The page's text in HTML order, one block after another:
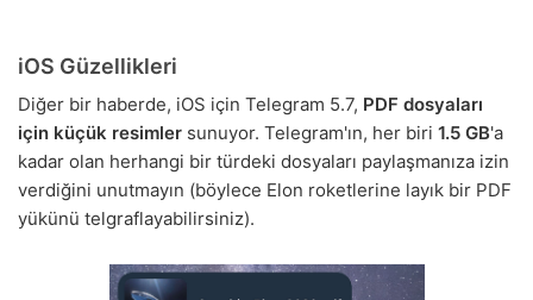
iOS Güzellikleri
Diğer bir haberde, iOS için Telegram 5.7, PDF dosyaları
için küçük resimler sunuyor. Telegram'ın, her biri 1.5 GB'a
kadar olan herhangi bir türdeki dosyaları paylaşmanıza izin
verdiğini unutmayın (böylece Elon roketlerine layık bir PDF
yükünü telgraflayabilirsiniz).